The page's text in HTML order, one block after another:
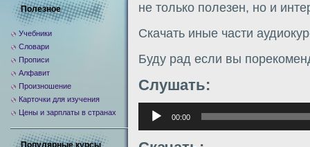
не только полезен, но и
Скачать иные части
Буду рад если вы
Слушать:
Аудиоплеер
00:00
Полезное
Учебники
Словари
Прописи
Алфавит
Произношение
Карточки для изучения
Цены и зарплаты в странах
Популярные курсы